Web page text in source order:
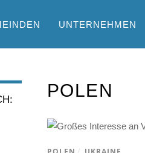
UNTERNEHMEN
POLEN